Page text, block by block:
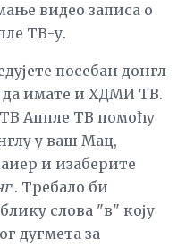
видео записа о
ТВ-у.
посебан донгл
имате и ХДМИ ТВ.
Аппле ТВ помоћу
у ваш Мац,
и изаберите
. Требало би
слова "в" коју
дугмета за